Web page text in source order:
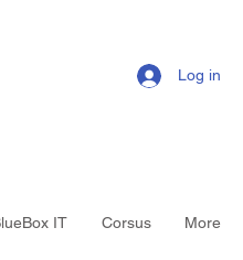
Log in
IT Corsus More